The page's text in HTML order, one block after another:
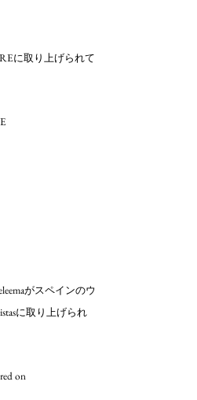
に取り上げられて
がスペインのウ
に取り上げられ
on